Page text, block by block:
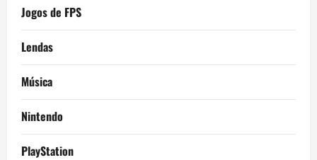
Jogos de FPS
Lendas
Música
Nintendo
PlayStation